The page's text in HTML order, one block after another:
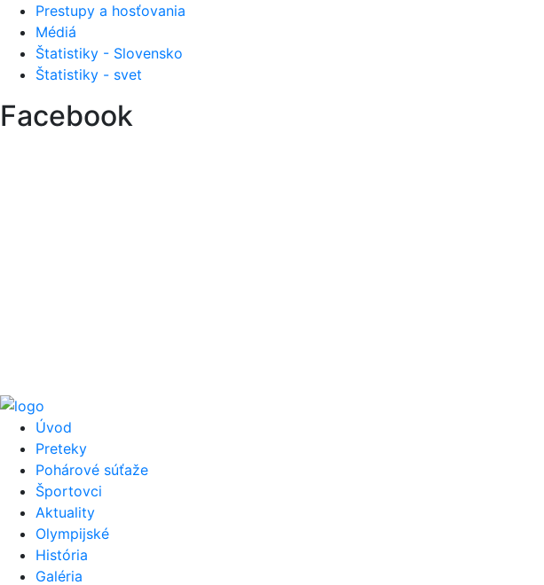
Prestupy a hosťovania
Médiá
Štatistiky - Slovensko
Štatistiky - svet
Facebook
Úvod
Preteky
Pohárové súťaže
Športovci
Aktuality
Olympijské
História
Galéria